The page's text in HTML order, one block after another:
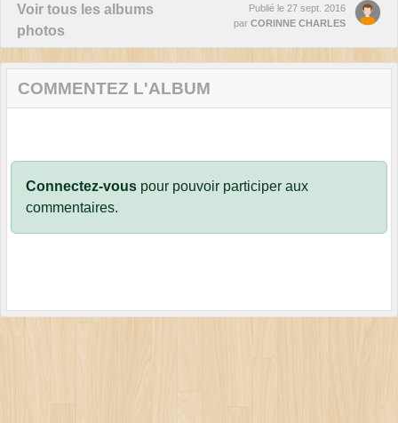
Voir tous les albums
photos
Publié le 27 sept. 2016
par CORINNE CHARLES
COMMENTEZ L'ALBUM
Connectez-vous pour pouvoir participer aux
commentaires.